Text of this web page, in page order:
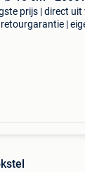
prijs | direct uit
|